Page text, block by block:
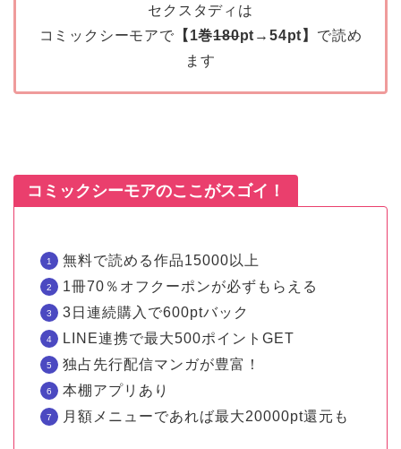
セクスタディは
コミックシーモアで 【1巻180pt→54pt】 で読め
ます
コミックシーモアのここがスゴイ！
無料で読める作品15000以上
1冊70％オフクーポンが必ずもらえる
3日連続購入で600ptバック
LINE連携で最大500ポイントGET
独占先行配信マンガが豊富！
本棚アプリあり
月額メニューであれば最大20000pt還元も